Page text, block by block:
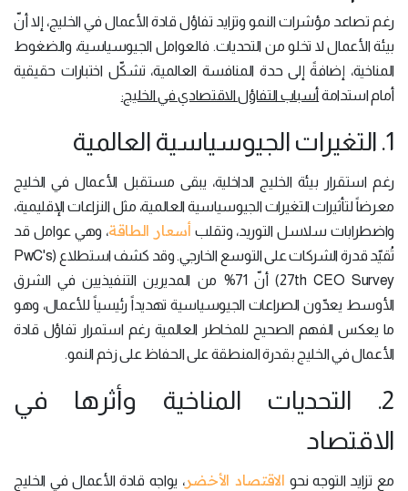
رغم تصاعد مؤشرات النمو وتزايد تفاؤل قادة الأعمال في الخليج، إلا أنّ
بيئة الأعمال لا تخلو من التحديات. فالعوامل الجيوسياسية، والضغوط
المناخية، إضافةً إلى حدة المنافسة العالمية، تشكّل اختبارات حقيقية
أمام استدامة أسباب التفاؤل الاقتصادي في الخليج:
1. التغيرات الجيوسياسية العالمية
رغم استقرار بيئة الخليج الداخلية، يبقى مستقبل الأعمال في الخليج
معرضاً لتأثيرات التغيرات الجيوسياسية العالمية، مثل النزاعات الإقليمية،
واضطرابات سلاسل التوريد، وتقلب أسعار الطاقة، وهي عوامل قد
تُقيّد قدرة الشركات على التوسع الخارجي. وقد كشف استطلاع (PwC's
27th CEO Survey) أنّ 71% من المديرين التنفيذيين في الشرق
الأوسط يعدّون الصراعات الجيوسياسية تهديداً رئيسياً للأعمال، وهو
ما يعكس الفهم الصحيح للمخاطر العالمية رغم استمرار تفاؤل قادة
الأعمال في الخليج بقدرة المنطقة على الحفاظ على زخم النمو.
2. التحديات المناخية وأثرها في
الاقتصاد
مع تزايد التوجه نحو الاقتصاد الأخضر، يواجه قادة الأعمال في الخليج